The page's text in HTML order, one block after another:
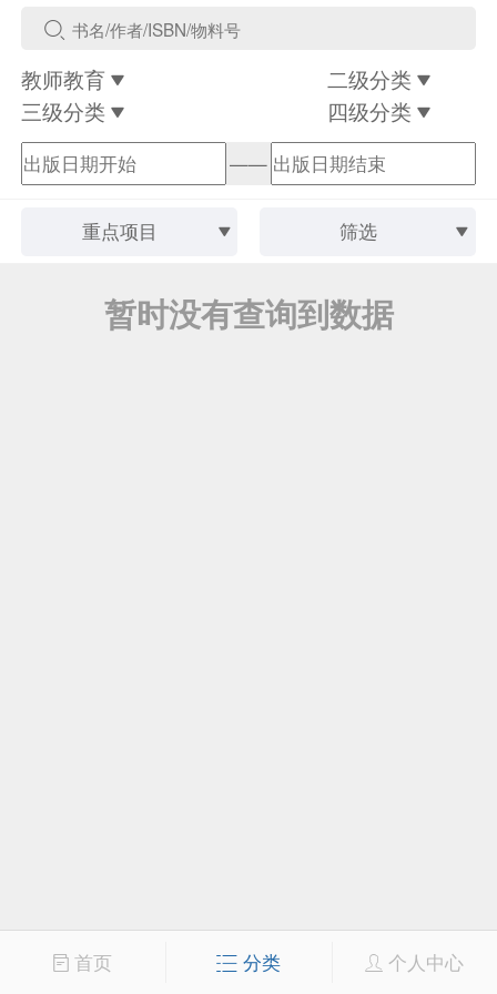
教师教育
二级分类
三级分类
四级分类
——
重点项目 筛选
暂时没有查询到数据
首页 分类 个人中心